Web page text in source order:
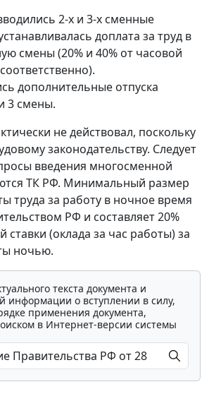
2-х и 3-х сменные
доплата за труд в
смены (20% и 40% от часовой
дополнительные отпуска
3 смены.
не действовал, поскольку
законодательству. Следует
введения многосменной
ТК РФ. Минимальный размер
труда за работу в ночное время
РФ и составляет 20%
ставки (оклада за час работы) за
ночью.
текста документа и
информации о вступлении в силу,
применения документа,
в Интернет-версии системы